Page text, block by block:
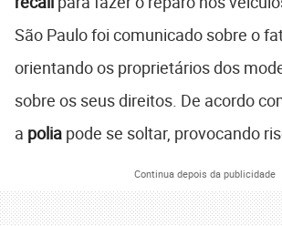
São Paulo foi comunicado sobre o
orientando os proprietários dos
sobre os seus direitos. De acordo
a polia pode se soltar, provocando
Continua depois da publicidade